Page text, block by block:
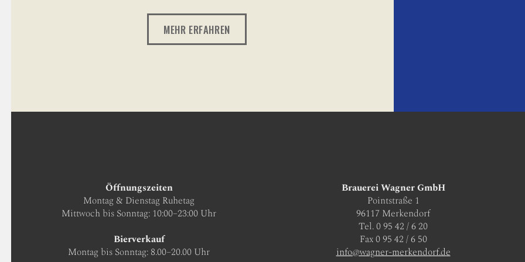
MEHR ERFAHREN
Öffnungszeiten
Montag & Dienstag Ruhetag
Mittwoch bis Sonntag: 10:00–23:00 Uhr
Bierverkauf
Montag bis Sonntag: 8.00–20.00 Uhr
Brauerei Wagner GmbH
Pointstraße 1
96117 Merkendorf
Tel. 0 95 42 / 6 20
Fax 0 95 42 / 6 50
info@wagner-merkendorf.de